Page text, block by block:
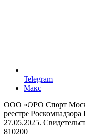
Telegram
Макс
ООО «ОРО Спорт
реестре
27.05.2025.
810200